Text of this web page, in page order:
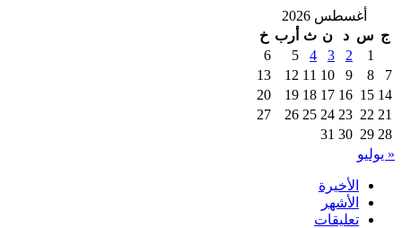
أغسطس 2026
ج س د ن ث أرب خ
1
2
3
4
5
6
7
8
9
10
11
12
13
14
15
16
17
18
19
20
21
22
23
24
25
26
27
28
29
30
31
« يوليو
الأخيرة
الأشهر
تعليقات